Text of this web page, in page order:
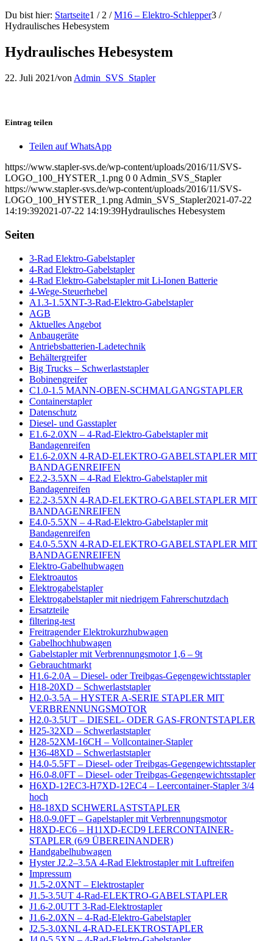
Du bist hier: Startseite1 / 2 / M16 – Elektro-Schlepper3 /
Hydraulisches Hebesystem
Hydraulisches Hebesystem
22. Juli 2021/von Admin_SVS_Stapler
Eintrag teilen
Teilen auf WhatsApp
https://www.stapler-svs.de/wp-content/uploads/2016/11/SVS-
LOGO_100_HYSTER_1.png 0 0 Admin_SVS_Stapler
https://www.stapler-svs.de/wp-content/uploads/2016/11/SVS-
LOGO_100_HYSTER_1.png Admin_SVS_Stapler2021-07-22
14:19:392021-07-22 14:19:39Hydraulisches Hebesystem
Seiten
3-Rad Elektro-Gabelstapler
4-Rad Elektro-Gabelstapler
4-Rad Elektro-Gabelstapler mit Li-Ionen Batterie
4-Wege-Steuerhebel
A1.3-1.5XNT-3-Rad-Elektro-Gabelstapler
AGB
Aktuelles Angebot
Anbaugeräte
Antriebsbatterien-Ladetechnik
Behältergreifer
Big Trucks – Schwerlaststapler
Bobinengreifer
C1.0-1.5 MANN-OBEN-SCHMALGANGSTAPLER
Containerstapler
Datenschutz
Diesel- und Gasstapler
E1.6-2.0XN – 4-Rad-Elektro-Gabelstapler mit
Bandagenreifen
E1.6-2.0XN 4-RAD-ELEKTRO-GABELSTAPLER MIT
BANDAGENREIFEN
E2.2-3.5XN – 4-Rad Elektro-Gabelstapler mit
Bandagenreifen
E2.2-3.5XN 4-RAD-ELEKTRO-GABELSTAPLER MIT
BANDAGENREIFEN
E4.0-5.5XN – 4-Rad-Elektro-Gabelstapler mit
Bandagenreifen
E4.0-5.5XN 4-RAD-ELEKTRO-GABELSTAPLER MIT
BANDAGENREIFEN
Elektro-Gabelhubwagen
Elektroautos
Elektrogabelstapler
Elektrogabelstapler mit niedrigem Fahrerschutzdach
Ersatzteile
filtering-test
Freitragender Elektrokurzhubwagen
Gabelhochhubwagen
Gabelstapler mit Verbrennungsmotor 1,6 – 9t
Gebrauchtmarkt
H1.6-2.0A – Diesel- oder Treibgas-Gegengewichtsstapler
H18-20XD – Schwerlaststapler
H2.0-3.5A – HYSTER A-SERIE STAPLER MIT
VERBRENNUNGSMOTOR
H2.0-3.5UT – DIESEL- ODER GAS-FRONTSTAPLER
H25-32XD – Schwerlaststapler
H28-52XM-16CH – Vollcontainer-Stapler
H36-48XD – Schwerlaststapler
H4.0-5.5FT – Diesel- oder Treibgas-Gegengewichtsstapler
H6.0-8.0FT – Diesel- oder Treibgas-Gegengewichtsstapler
H6XD-12EC3-H7XD-12EC4 – Leercontainer-Stapler 3/4
hoch
H8-18XD SCHWERLASTSTAPLER
H8.0-9.0FT – Gapelstapler mit Verbrennungsmotor
H8XD-EC6 – H11XD-ECD9 LEERCONTAINER-
STAPLER (6/9 ÜBEREINANDER)
Handgabelhubwagen
Hyster J2.2–3.5A 4-Rad Elektrostapler mit Luftreifen
Impressum
J1.5-2.0XNT – Elektrostapler
J1.5-3.5UT 4-Rad-ELEKTRO-GABELSTAPLER
J1.6-2.0UTT 3-Rad-Elektrostapler
J1.6-2.0XN – 4-Rad-Elektro-Gabelstapler
J2.5-3.0XNL 4-RAD-ELEKTROSTAPLER